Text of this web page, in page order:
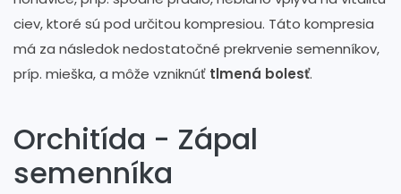
ciev, ktoré sú pod určitou kompresiou. Táto kompresia
má za následok nedostatočné prekrvenie semenníkov,
príp. mieška, a môže vzniknúť tlmená bolesť.
Orchitída - Zápal
semenníka